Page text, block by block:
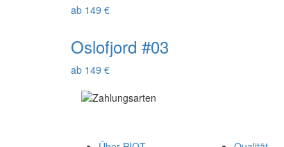
ab 149 €
Oslofjord #03
ab 149 €